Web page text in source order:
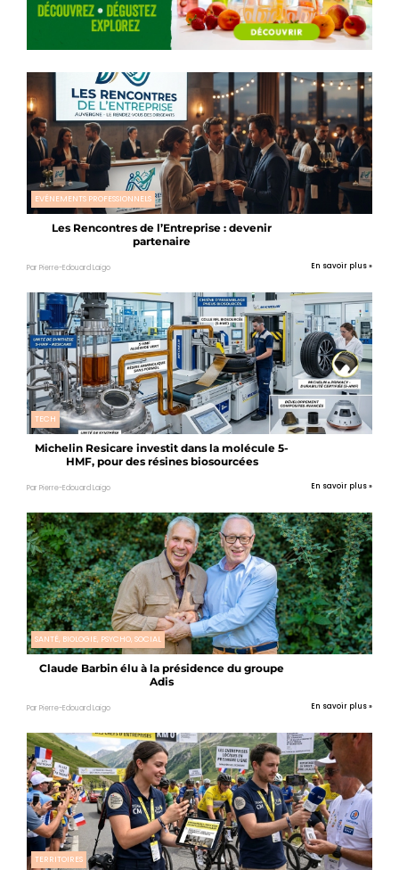
EVÉNEMENTS PROFESSIONNELS
Les Rencontres de l’Entreprise : devenir
partenaire
Par Pierre-Edouard Laigo En savoir plus »
TECH
Michelin Resicare investit dans la molécule 5-
HMF, pour des résines biosourcées
Par Pierre-Edouard Laigo En savoir plus »
SANTÉ, BIOLOGIE, PSYCHO, SOCIAL
Claude Barbin élu à la présidence du groupe
Adis
Par Pierre-Edouard Laigo En savoir plus »
TERRITOIRES